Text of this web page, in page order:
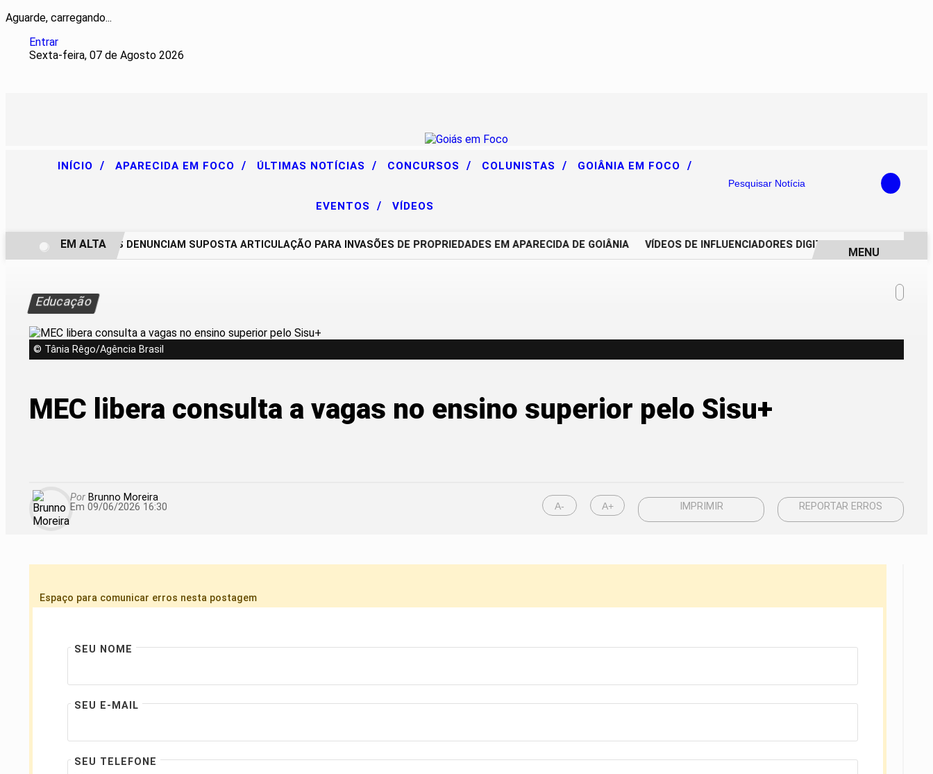
Aguarde, carregando...
Entrar
Sexta-feira, 07 de Agosto 2026
Pesquisar Notícia
INÍCIO / APARECIDA EM FOCO / ÚLTIMAS NOTÍCIAS / CONCURSOS / COLUNISTAS / GOIÂNIA EM FOCO /
EVENTOS / VÍDEOS
CHACAREIROS DENUNCIAM SUPOSTA ARTICULAÇÃO PARA INVASÕES DE PROPRIEDADES EM APARECIDA DE GOIÂNIA VÍDEOS DE INFLUENCIADORES DIGITAIS IMPULSIONAM
EM ALTA
MENU
Educação
© Tânia Rêgo/Agência Brasil
MEC libera consulta a vagas no ensino superior pelo Sisu+
Por Brunno Moreira
Em 09/06/2026 16:30
A- A+ IMPRIMIR REPORTAR ERROS
Espaço para comunicar erros nesta postagem
SEU NOME
SEU E-MAIL
SEU TELEFONE